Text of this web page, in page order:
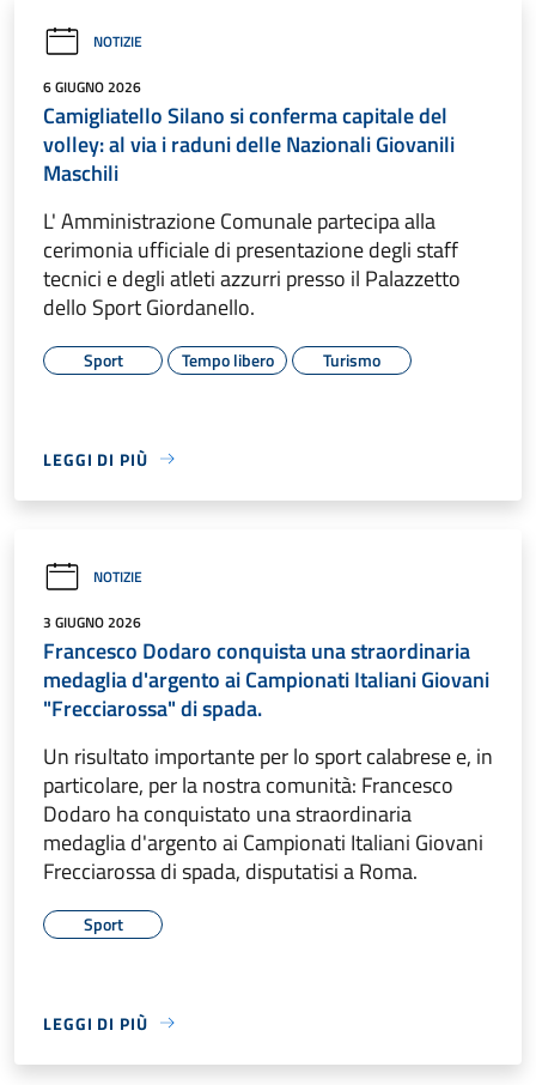
NOTIZIE
6 GIUGNO 2026
Camigliatello Silano si conferma capitale del
volley: al via i raduni delle Nazionali Giovanili
Maschili
L' Amministrazione Comunale partecipa alla
cerimonia ufficiale di presentazione degli staff
tecnici e degli atleti azzurri presso il Palazzetto
dello Sport Giordanello.
Sport Tempo libero Turismo
LEGGI DI PIÙ
NOTIZIE
3 GIUGNO 2026
Francesco Dodaro conquista una straordinaria
medaglia d'argento ai Campionati Italiani Giovani
"Frecciarossa" di spada.
Un risultato importante per lo sport calabrese e, in
particolare, per la nostra comunità: Francesco
Dodaro ha conquistato una straordinaria
medaglia d'argento ai Campionati Italiani Giovani
Frecciarossa di spada, disputatisi a Roma.
Sport
LEGGI DI PIÙ